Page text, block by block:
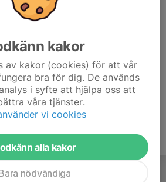
kakor
av kakor (cookies) för att vår
bra för dig. De används
i syfte att hjälpa oss att
våra tjänster.
vi cookies
alla kakor
nödvändiga